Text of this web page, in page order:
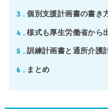
3 個別支援計画書の書き
4 様式も厚生労働省から
5 訓練計画書と通所介護
6 まとめ